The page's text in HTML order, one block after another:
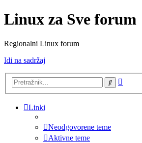
Linux za Sve forum
Regionalni Linux forum
Idi na sadržaj
Pretražnik
Linki
Neodgovorene teme
Aktivne teme